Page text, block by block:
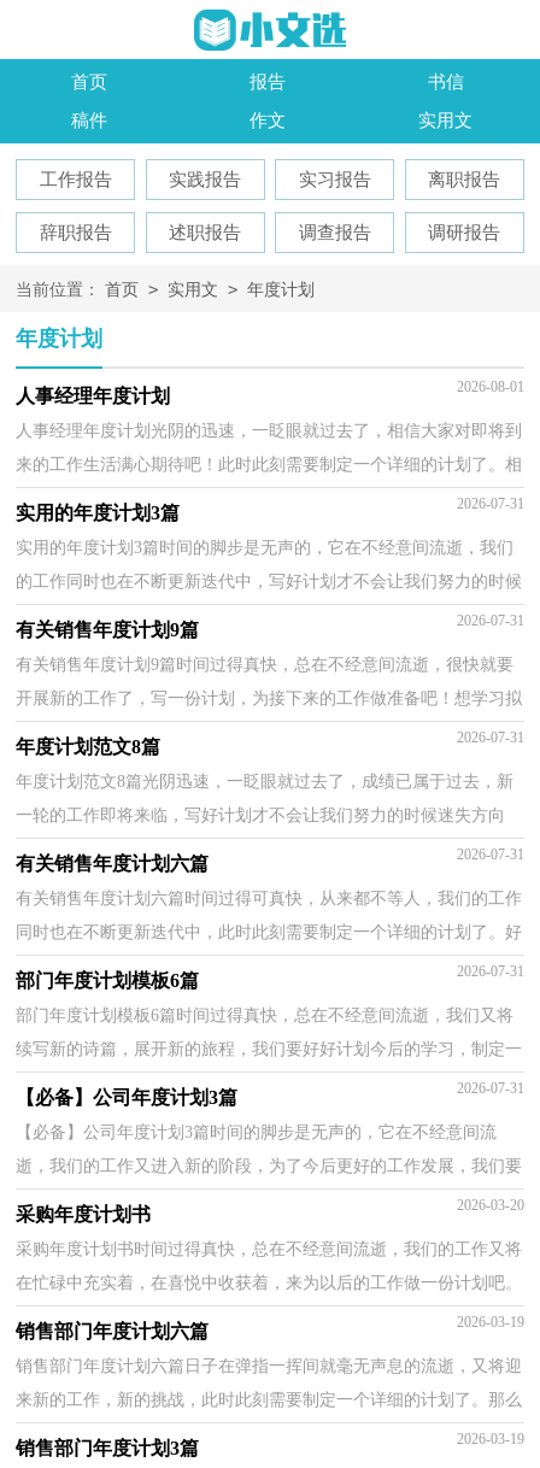
首页 报告
书信
稿件
作文 实用文
工作报告 实践报告 实习报告 离职报告
辞职报告 述职报告 调查报告 调研报告
当前位置： 首页 > 实用文 > 年度计划
年度计划
人事经理年度计划 2026-08-01
人事经理年度计划光阴的迅速，一眨眼就过去了，相信大家对即将到
来的工作生活满心期待吧！此时此刻需要制定一个详细的计划了。相
信大家又在为写计划犯愁了吧？以下是小编帮大家整理...
实用的年度计划3篇 2026-07-31
实用的年度计划3篇时间的脚步是无声的，它在不经意间流逝，我们
的工作同时也在不断更新迭代中，写好计划才不会让我们努力的时候
迷失方向哦。拟起计划来就毫无头绪？下面是小编为大...
有关销售年度计划9篇 2026-07-31
有关销售年度计划9篇时间过得真快，总在不经意间流逝，很快就要
开展新的工作了，写一份计划，为接下来的工作做准备吧！想学习拟
定计划却不知道该请教谁？以下是小编为大家整理的销售年...
年度计划范文8篇 2026-07-31
年度计划范文8篇光阴迅速，一眨眼就过去了，成绩已属于过去，新
一轮的工作即将来临，写好计划才不会让我们努力的时候迷失方向
哦。相信许多人会觉得计划很难写？下面是小编为大家整理...
有关销售年度计划六篇 2026-07-31
有关销售年度计划六篇时间过得可真快，从来都不等人，我们的工作
同时也在不断更新迭代中，此时此刻需要制定一个详细的计划了。好
的计划都具备一些什么特点呢？下面是小编精心整理的...
部门年度计划模板6篇 2026-07-31
部门年度计划模板6篇时间过得真快，总在不经意间流逝，我们又将
续写新的诗篇，展开新的旅程，我们要好好计划今后的学习，制定一
份计划了。什么样的计划才是好的计划呢？以下是小编收集...
【必备】公司年度计划3篇 2026-07-31
【必备】公司年度计划3篇时间的脚步是无声的，它在不经意间流
逝，我们的工作又进入新的阶段，为了今后更好的工作发展，我们要
好好计划今后的学习，制定一份计划了。相信大家又在为写...
采购年度计划书 2026-03-20
采购年度计划书时间过得真快，总在不经意间流逝，我们的工作又将
在忙碌中充实着，在喜悦中收获着，来为以后的工作做一份计划吧。
好的计划都具备一些什么特点呢？以下是小编收集整理的...
销售部门年度计划六篇 2026-03-19
销售部门年度计划六篇日子在弹指一挥间就毫无声息的流逝，又将迎
来新的工作，新的挑战，此时此刻需要制定一个详细的计划了。那么
我们该怎么去写计划呢？以下是小编精心整理的销售部...
销售部门年度计划3篇 2026-03-19